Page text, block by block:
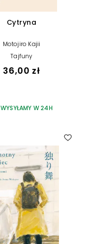
Cytryna
Motojiro Kajii
Tajfuny
36,00 zł
WYSYŁAMY W 24H